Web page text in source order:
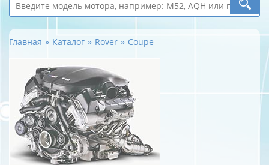
Главная Каталог Rover Coupe